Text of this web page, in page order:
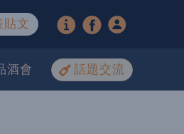
貼文
酒會 話題交流